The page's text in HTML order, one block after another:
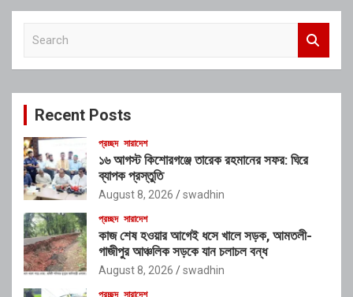
c
Recent Posts
প্রচ্ছদ সারাদেশ
১৬ আগস্ট কিশোরগঞ্জে তারেক রহমানের সফর: ঘিরে
ব্যাপক প্রস্তুতি
August 8, 2026 swadhin
প্রচ্ছদ সারাদেশ
কাজ শেষ হওয়ার আগেই ধসে খালে সড়ক, আমতলী-
গাজীপুর আঞ্চলিক সড়কে যান চলাচল বন্ধ
August 8, 2026 swadhin
প্রচ্ছদ সারাদেশ